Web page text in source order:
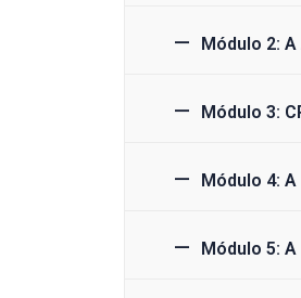
Módulo 2:
Módulo 3:
Módulo 4:
Módulo 5: